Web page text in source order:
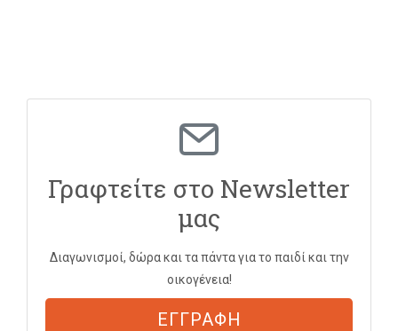
Γραφτείτε στο Newsletter
μας
Διαγωνισμοί, δώρα και τα πάντα για το παιδί και την
οικογένεια!
ΕΓΓΡΑΦΗ